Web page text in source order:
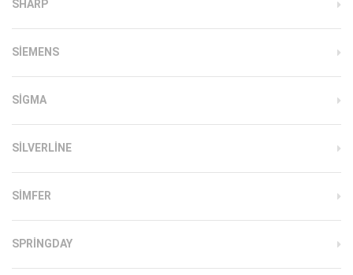
SHARP
SIEMENS
SIGMA
SILVERLINE
SIMFER
SPRINGDAY